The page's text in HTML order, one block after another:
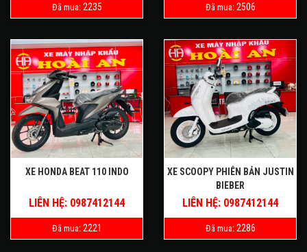
Đã mua: 2235 Đã mua: 2506
XE HONDA BEAT 110 INDO
LIÊN HỆ: 0987412144
Đã mua: 2221
XE SCOOPY PHIÊN BẢN JUSTIN
BIEBER
LIÊN HỆ: 0987412144
Đã mua: 2286